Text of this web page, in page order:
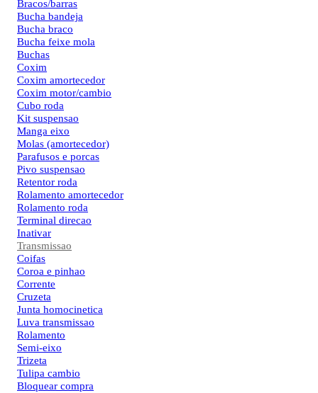
Bracos/barras
Bucha bandeja
Bucha braco
Bucha feixe mola
Buchas
Coxim
Coxim amortecedor
Coxim motor/cambio
Cubo roda
Kit suspensao
Manga eixo
Molas (amortecedor)
Parafusos e porcas
Pivo suspensao
Retentor roda
Rolamento amortecedor
Rolamento roda
Terminal direcao
Inativar
Transmissao
Coifas
Coroa e pinhao
Corrente
Cruzeta
Junta homocinetica
Luva transmissao
Rolamento
Semi-eixo
Trizeta
Tulipa cambio
Bloquear compra